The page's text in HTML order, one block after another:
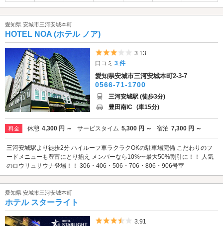
愛知県 安城市三河安城本町
HOTEL NOA (ホテル ノア)
5つ星のうち3
3.13
口コミ3 件
愛知県安城市三河安城本町2-3-7
0566-71-1700
三河安城駅 (徒歩3分)
豊田南IC (車15分)
料金 休憩 4,300 円 ～ サービスタイム 5,300 円 ～ 宿泊 7,300 円 ～
三河安城駅より徒歩2分 ハイルーフ車ラクラクOKの駐車場完備 こだわりのフ
ードメニューも豊富にとり揃え メンバーなら10%〜最大50%割引に！！ 人気
のロウリュサウナ登場！！ 306・406・506・706・806・906号室
愛知県 安城市三河安城本町
ホテル スターライト
5つ星のうち3.5
3.91